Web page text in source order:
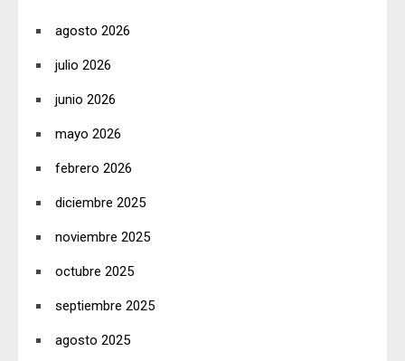
agosto 2026
julio 2026
junio 2026
mayo 2026
febrero 2026
diciembre 2025
noviembre 2025
octubre 2025
septiembre 2025
agosto 2025